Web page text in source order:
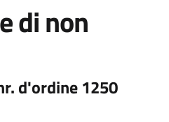
di non
d'ordine 1250